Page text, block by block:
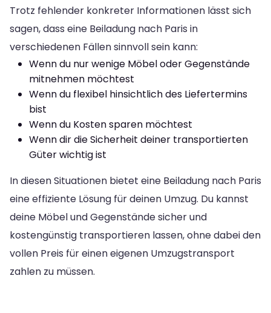
Trotz fehlender konkreter Informationen lässt sich
sagen, dass eine Beiladung nach Paris in
verschiedenen Fällen sinnvoll sein kann:
Wenn du nur wenige Möbel oder Gegenstände
mitnehmen möchtest
Wenn du flexibel hinsichtlich des Liefertermins
bist
Wenn du Kosten sparen möchtest
Wenn dir die Sicherheit deiner transportierten
Güter wichtig ist
In diesen Situationen bietet eine Beiladung nach Paris
eine effiziente Lösung für deinen Umzug. Du kannst
deine Möbel und Gegenstände sicher und
kostengünstig transportieren lassen, ohne dabei den
vollen Preis für einen eigenen Umzugstransport
zahlen zu müssen.